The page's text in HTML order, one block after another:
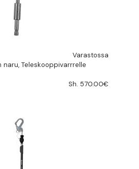
Varastossa
naru, Teleskooppivarrrelle
Sh. 570.00€